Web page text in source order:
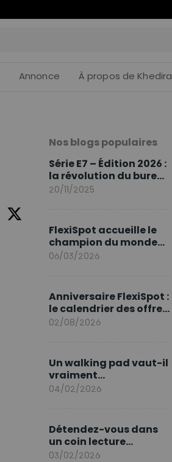
Annonce À propos de Khedira
Nos blogs populaires
Série E7 – Édition 2026 :
la révolution du bureau
assis debout continue
20/11/2025
FlexiSpot accueille le
champion du monde
Sami Khedira comme
06/03/2026
Anniversaire FlexiSpot :
le calendrier des offres
d’août
02/08/2026
Un walking pad vaut-il
vraiment
l'investissement ?
04/02/2026
Détendez-vous dans
un coin lecture
printanier
03/02/2026